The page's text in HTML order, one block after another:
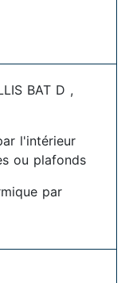
BAT D ,
l'intérieur
ou plafonds
par